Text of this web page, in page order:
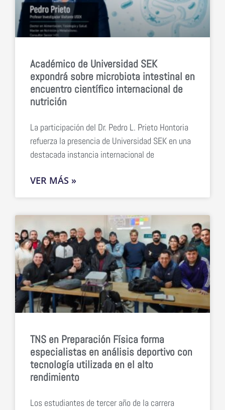
Académico de Universidad SEK
expondrá sobre microbiota intestinal en
encuentro científico internacional de
nutrición
La participación del Dr. Pedro L. Prieto Hontoria
refuerza la presencia de Universidad SEK en una
destacada instancia internacional de
VER MÁS »
TNS en Preparación Física forma
especialistas en análisis deportivo con
tecnología utilizada en el alto
rendimiento
Los estudiantes de tercer año de la carrera